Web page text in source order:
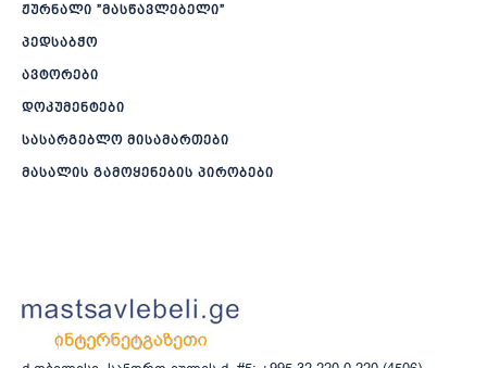
ჟურნალი ”მასწავლებელი”
პედსაბჭო
ავტორები
დოკუმენტები
სასარგებლო მისამართები
მასალის გამოყენების პირობები